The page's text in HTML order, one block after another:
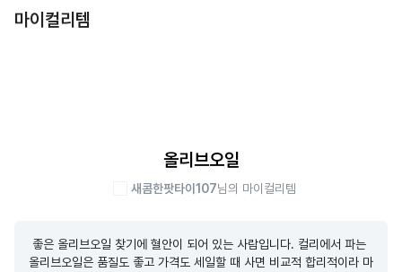
마이컬리템
올리브오일
새콤한팟타이107님의 마이컬리템
좋은 올리브오일 찾기에 혈안이 되어 있는 사람입니다. 컬리에서 파는
올리브오일은 품질도 좋고 가격도 세일할 때 사면 비교적 합리적이라 마